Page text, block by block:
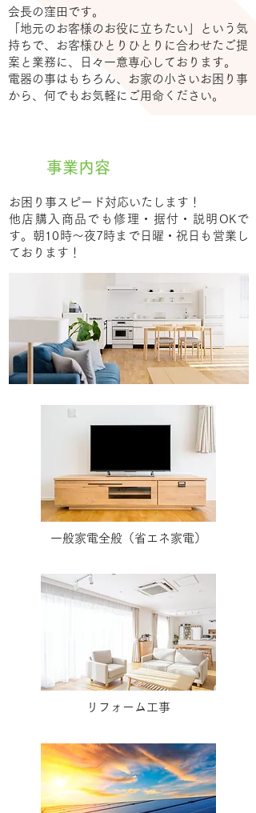
会長の窪田です。
「地元のお客様のお役に立ちたい」という気
持ちで、お客様ひとりひとりに合わせたご提
案と業務に、日々一意専心しております。
電器の事はもちろん、お家の小さいお困り事
から、何でもお気軽にご用命ください。
​事業内容
お困り事スピード対応いたします！
他店購入商品でも修理・据付・説明OKで
す。朝10時〜夜7時まで​日曜・祝日も営業し
ております！
一般家電全般（省エネ家電）
​リフォーム工事